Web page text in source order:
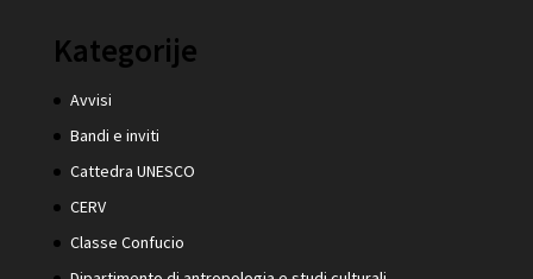
Kategorije
Avvisi
Bandi e inviti
Cattedra UNESCO
CERV
Classe Confucio